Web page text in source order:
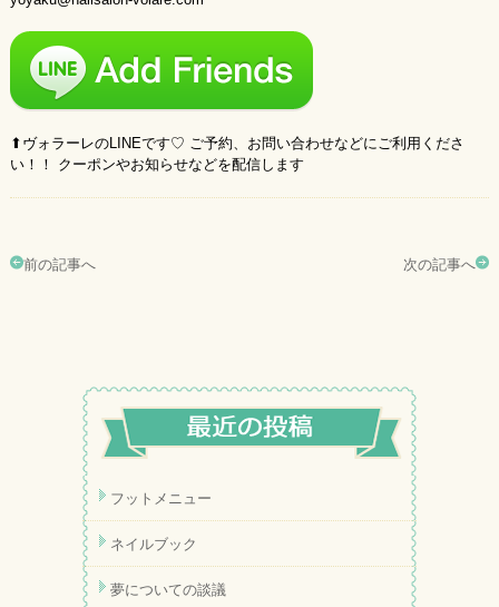
⬆︎ヴォラーレのLINEです♡ ご予約、お問い合わせなどにご利用くださ
い！！ クーポンやお知らせなどを配信します
前の記事へ 次の記事へ
フットメニュー
ネイルブック
夢についての談議